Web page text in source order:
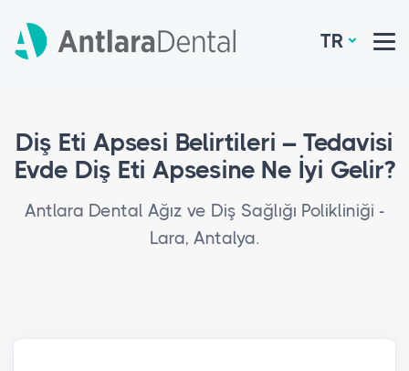
TR
Diş Eti Apsesi Belirtileri – Tedavisi
Evde Diş Eti Apsesine Ne İyi Gelir?
Antlara Dental Ağız ve Diş Sağlığı Polikliniği -
Lara, Antalya.